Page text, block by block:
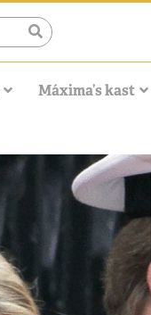
Máxima’s kast